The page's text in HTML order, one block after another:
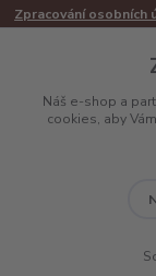
Zpracování osobních
Mimosoudní řešení
Náš e-shop a
cookies, aby